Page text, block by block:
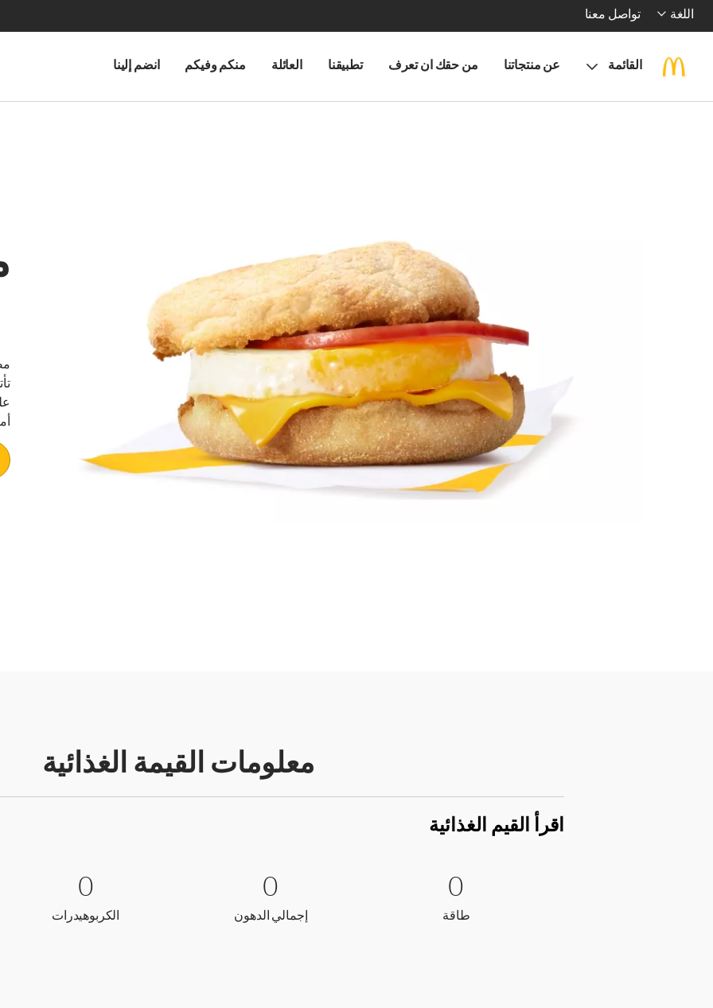
اللغة تواصل معنا
القائمة عن منتجاتنا من حقك ان تعرف تطبيقنا العائلة منكم وفيكم انضم إلينا
معلومات القيمة الغذائية
اقرأ القيم الغذائية
0 طاقة
0
0
طاقة
0 إجمالي الدهون
0
0
إجمالي الدهونإجمالي الدهون
0 الكربوهيدرات
0
الكربوهيدرات